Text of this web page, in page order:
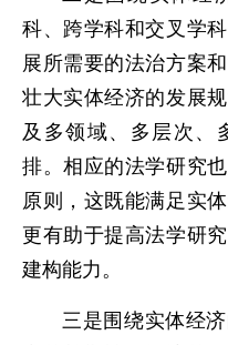
科、跨学科和交叉学
展所需要的法治方案
壮大实体经济的发展
及多领域、多层次、
排。相应的法学研究
原则，这既能满足实
更有助于提高法学研
建构能力。
三是围绕实体经